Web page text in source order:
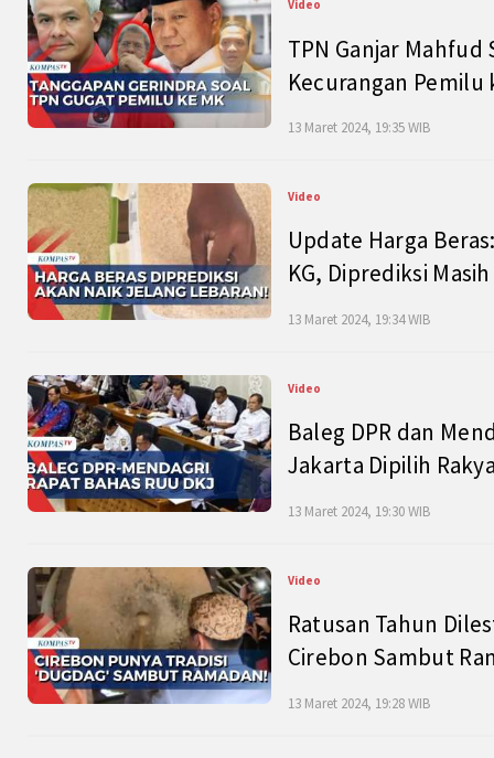
Video
TPN Ganjar Mahfud
Kecurangan Pemilu
13 Maret 2024, 19:35 WIB
Video
Update Harga
KG, Diprediksi
13 Maret 2024, 19:34 WIB
Video
Baleg DPR dan
Jakarta Dipilih
13 Maret 2024, 19:30 WIB
Video
Ratusan Tahun
Cirebon Sambut
13 Maret 2024, 19:28 WIB